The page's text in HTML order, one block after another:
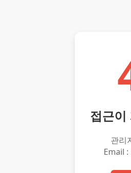
접근이
관리
Email